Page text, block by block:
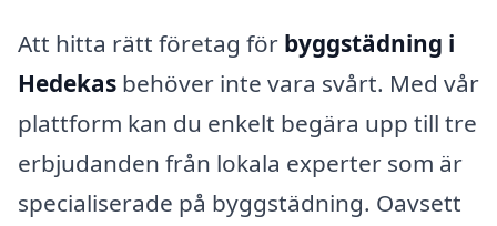
Att hitta rätt företag för byggstädning i
Hedekas behöver inte vara svårt. Med vår
plattform kan du enkelt begära upp till tre
erbjudanden från lokala experter som är
specialiserade på byggstädning. Oavsett